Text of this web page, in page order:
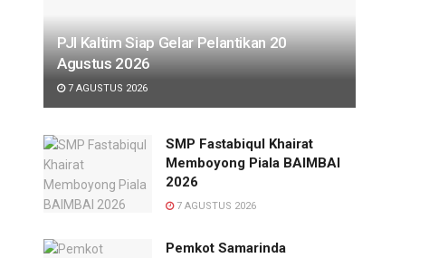
PJI Kaltim Siap Gelar Pelantikan 20
Agustus 2026
7 AGUSTUS 2026
SMP Fastabiqul Khairat
Memboyong Piala BAIMBAI
2026
7 AGUSTUS 2026
Pemkot Samarinda